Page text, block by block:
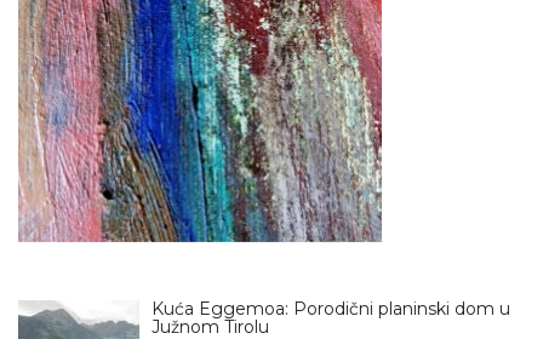
Kuća Eggemoa: Porodični planinski dom u
Južnom Tirolu